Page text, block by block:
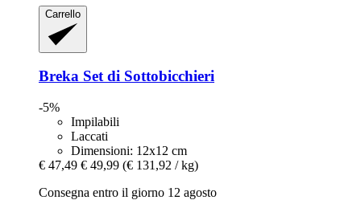
Carrello
Breka Set di Sottobicchieri
-5%
Impilabili
Laccati
Dimensioni: 12x12 cm
€ 47,49 € 49,99 (€ 131,92 / kg)
Consegna entro il giorno 12 agosto